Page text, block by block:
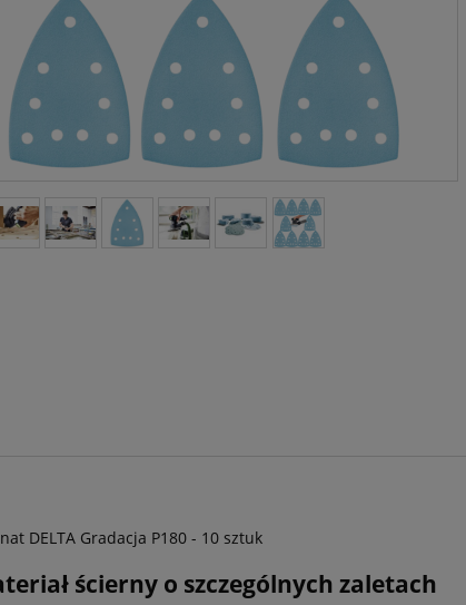
DELTA Gradacja P180 - 10 sztuk
ścierny o szczególnych zaletach